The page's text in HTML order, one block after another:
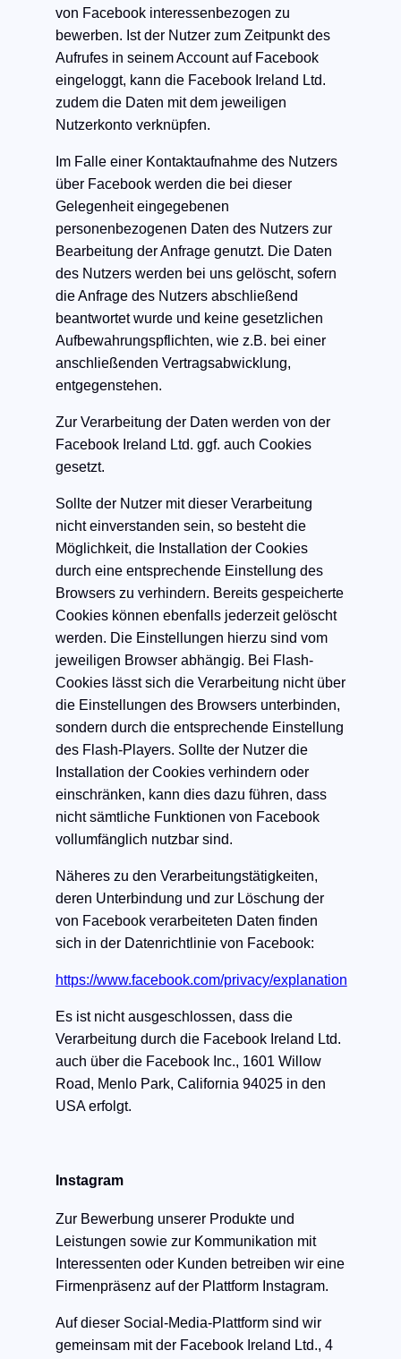
von Facebook interessenbezogen zu
bewerben. Ist der Nutzer zum Zeitpunkt des
Aufrufes in seinem Account auf Facebook
eingeloggt, kann die Facebook Ireland Ltd.
zudem die Daten mit dem jeweiligen
Nutzerkonto verknüpfen.
Im Falle einer Kontaktaufnahme des Nutzers
über Facebook werden die bei dieser
Gelegenheit eingegebenen
personenbezogenen Daten des Nutzers zur
Bearbeitung der Anfrage genutzt. Die Daten
des Nutzers werden bei uns gelöscht, sofern
die Anfrage des Nutzers abschließend
beantwortet wurde und keine gesetzlichen
Aufbewahrungspflichten, wie z.B. bei einer
anschließenden Vertragsabwicklung,
entgegenstehen.
Zur Verarbeitung der Daten werden von der
Facebook Ireland Ltd. ggf. auch Cookies
gesetzt.
Sollte der Nutzer mit dieser Verarbeitung
nicht einverstanden sein, so besteht die
Möglichkeit, die Installation der Cookies
durch eine entsprechende Einstellung des
Browsers zu verhindern. Bereits gespeicherte
Cookies können ebenfalls jederzeit gelöscht
werden. Die Einstellungen hierzu sind vom
jeweiligen Browser abhängig. Bei Flash-
Cookies lässt sich die Verarbeitung nicht über
die Einstellungen des Browsers unterbinden,
sondern durch die entsprechende Einstellung
des Flash-Players. Sollte der Nutzer die
Installation der Cookies verhindern oder
einschränken, kann dies dazu führen, dass
nicht sämtliche Funktionen von Facebook
vollumfänglich nutzbar sind.
Näheres zu den Verarbeitungstätigkeiten,
deren Unterbindung und zur Löschung der
von Facebook verarbeiteten Daten finden
sich in der Datenrichtlinie von Facebook:
https://www.facebook.com/privacy/explanation
Es ist nicht ausgeschlossen, dass die
Verarbeitung durch die Facebook Ireland Ltd.
auch über die Facebook Inc., 1601 Willow
Road, Menlo Park, California 94025 in den
USA erfolgt.
Instagram
Zur Bewerbung unserer Produkte und
Leistungen sowie zur Kommunikation mit
Interessenten oder Kunden betreiben wir eine
Firmenpräsenz auf der Plattform Instagram.
Auf dieser Social-Media-Plattform sind wir
gemeinsam mit der Facebook Ireland Ltd., 4